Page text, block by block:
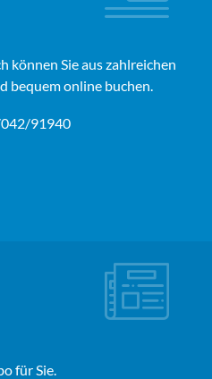
können Sie aus zahlreichen
bequem online buchen.
91940
für Sie.